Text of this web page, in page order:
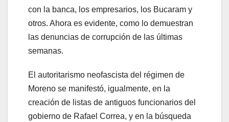
con la banca, los empresarios, los Bucaram y
otros. Ahora es evidente, como lo demuestran
las denuncias de corrupción de las últimas
semanas.
El autoritarismo neofascista del régimen de
Moreno se manifestó, igualmente, en la
creación de listas de antiguos funcionarios del
gobierno de Rafael Correa, y en la búsqueda